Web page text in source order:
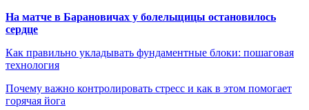
На матче в Барановичах у болельщицы остановилось
сердце
Как правильно укладывать фундаментные блоки: пошаговая
технология
Почему важно контролировать стресс и как в этом помогает
горячая йога